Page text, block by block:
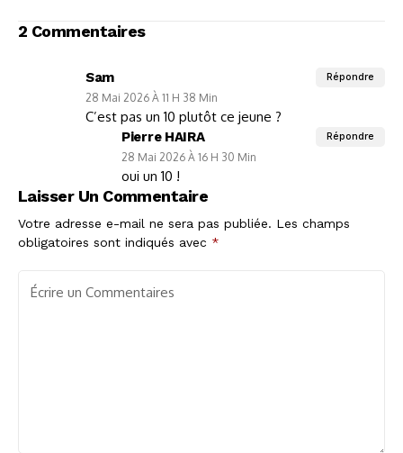
2 Commentaires
Sam
28 Mai 2026 À 11 H 38 Min
C’est pas un 10 plutôt ce jeune ?
Répondre
Pierre HAIRA
28 Mai 2026 À 16 H 30 Min
oui un 10 !
Répondre
Laisser Un Commentaire
Votre adresse e-mail ne sera pas publiée. Les champs
obligatoires sont indiqués avec *